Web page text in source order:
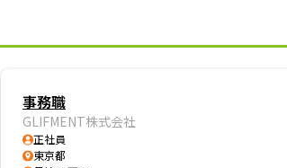
事務職
GLIFMENT株式会社
正社員
東京都